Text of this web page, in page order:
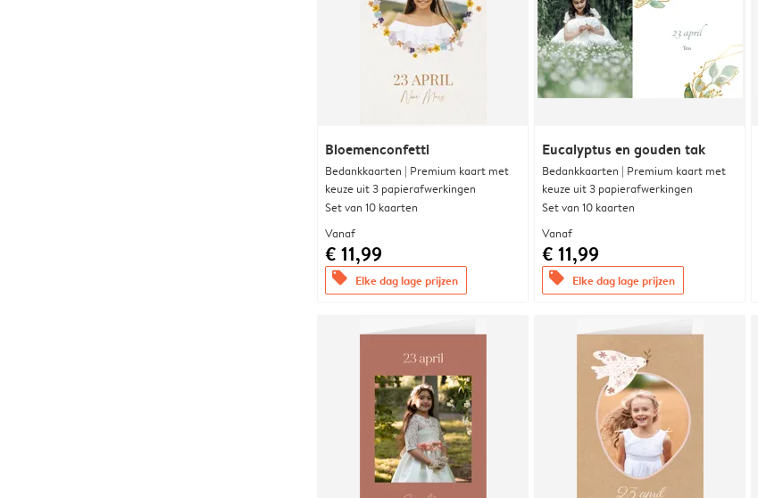
Bloemenconfetti
Bedankkaarten | Premium kaart met
keuze uit 3 papierafwerkingen
Set van 10 kaarten
Vanaf
€ 11,99
offers Elke dag lage prijzen
Eucalyptus en gouden tak
Bedankkaarten | Premium kaart met
keuze uit 3 papierafwerkingen
Set van 10 kaarten
Vanaf
€ 11,99
offers Elke dag lage prijzen